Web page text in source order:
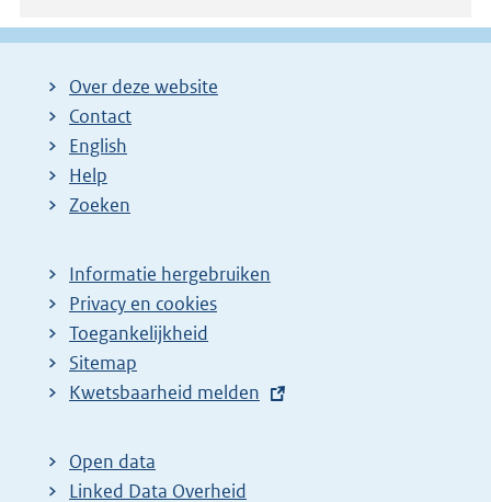
g
Over deze website
Contact
English
Help
Zoeken
Informatie hergebruiken
Privacy en cookies
Toegankelijkheid
Sitemap
E
t
e
Kwetsbaarheid melden
Open data
Linked Data Overheid